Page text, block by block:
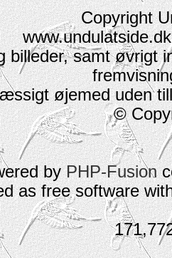
Copyright
billeder, samt øvrigt
øjemed uden
©
byPHP-Fusion
as free software